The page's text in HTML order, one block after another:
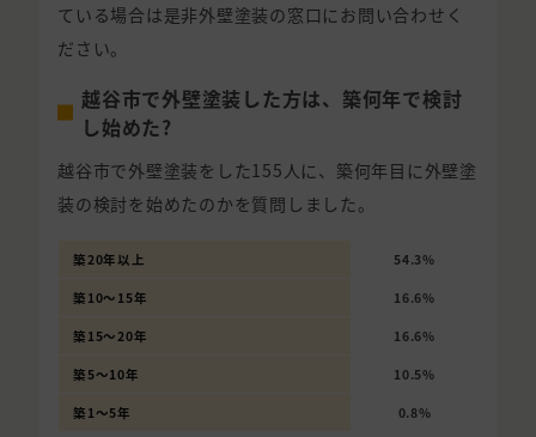
ている場合は是非外壁塗装の窓口にお問い合わせく
ださい。
越谷市で外壁塗装した方は、築何年で検討
し始めた?
越谷市で外壁塗装をした155人に、築何年目に外壁塗
装の検討を始めたのかを質問しました。
築20年以上 54.3%
築10〜15年 16.6%
築15〜20年 16.6%
築5〜10年 10.5%
築1〜5年 0.8%